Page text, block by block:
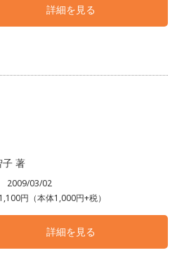
詳細を見る
子 著
2009/03/02
1,100円（本体1,000円+税）
詳細を見る